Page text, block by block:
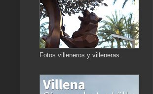
Fotos villeneros y villeneras